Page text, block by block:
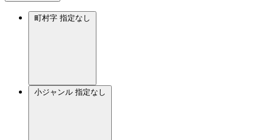
町村字 指定なし
小ジャンル 指定なし